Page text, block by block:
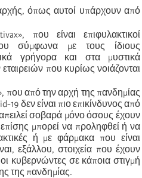
όπως αυτοί υπάρχουν από
», που είναι επιφυλακτικοί
σύμφωνα με τους ίδιους
γρήγορα και στα μυστικά
που κυρίως νοιάζονται
, που από την αρχή της πανδημίας
δεν είναι πιο επικίνδυνος από
σοβαρά μόνο όσους έχουν
μπορεί να προληφθεί ή να
ή με φάρμακα που είναι
εξάλλου, στοιχεία που έχουν
οι κυβερνώντες σε κάποια στιγμή
της πανδημίας.